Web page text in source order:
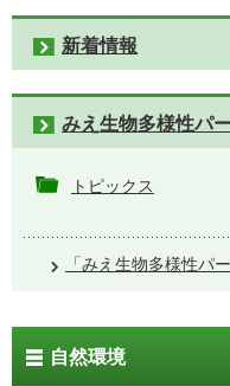
新着情報
みえ生物多様性パ
トピックス
「みえ生物多様性パ
自然環境